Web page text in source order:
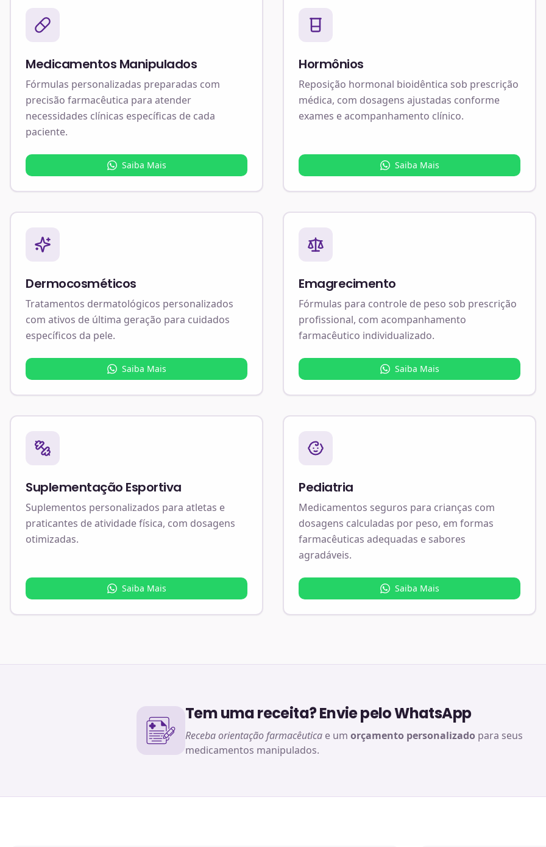
Medicamentos Manipulados
Fórmulas personalizadas preparadas com
precisão farmacêutica para atender
necessidades clínicas específicas de cada
paciente.
Saiba Mais
Hormônios
Reposição hormonal bioidêntica sob prescrição
médica, com dosagens ajustadas conforme
exames e acompanhamento clínico.
Saiba Mais
Dermocosméticos
Tratamentos dermatológicos personalizados
com ativos de última geração para cuidados
específicos da pele.
Saiba Mais
Emagrecimento
Fórmulas para controle de peso sob prescrição
profissional, com acompanhamento
farmacêutico individualizado.
Saiba Mais
Suplementação Esportiva
Suplementos personalizados para atletas e
praticantes de atividade física, com dosagens
otimizadas.
Saiba Mais
Pediatria
Medicamentos seguros para crianças com
dosagens calculadas por peso, em formas
farmacêuticas adequadas e sabores
agradáveis.
Saiba Mais
Tem uma receita? Envie pelo WhatsApp
Receba orientação farmacêutica e um orçamento personalizado para seus
medicamentos manipulados.